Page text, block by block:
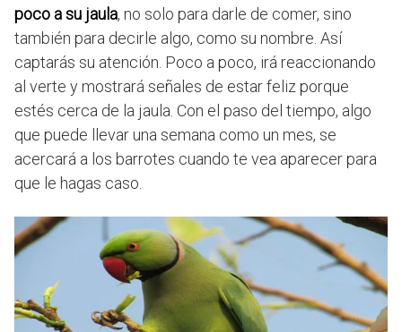
poco a su jaula, no solo para darle de comer, sino
también para decirle algo, como su nombre. Así
captarás su atención. Poco a poco, irá reaccionando
al verte y mostrará señales de estar feliz porque
estés cerca de la jaula. Con el paso del tiempo, algo
que puede llevar una semana como un mes, se
acercará a los barrotes cuando te vea aparecer para
que le hagas caso.